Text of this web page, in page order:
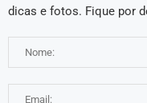
dicas e fotos. Fique por